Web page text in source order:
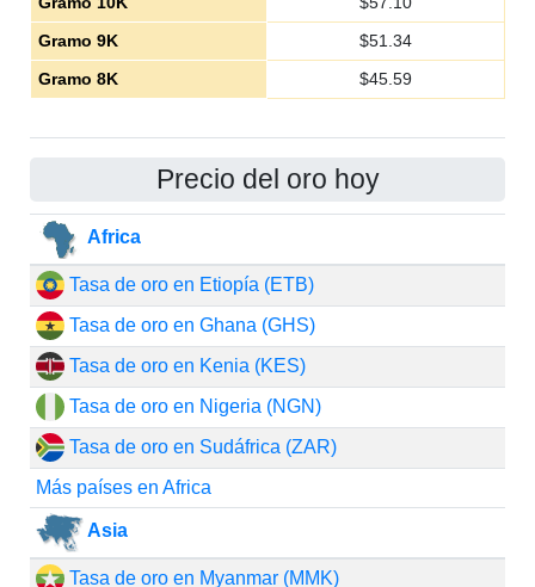
Gramo 9K
$51.34
Gramo 8K
$45.59
Precio del oro hoy
Africa
Tasa de oro en Etiopía (ETB)
Tasa de oro en Ghana (GHS)
Tasa de oro en Kenia (KES)
Tasa de oro en Nigeria (NGN)
Tasa de oro en Sudáfrica (ZAR)
Más países en Africa
Asia
Tasa de oro en Myanmar (MMK)